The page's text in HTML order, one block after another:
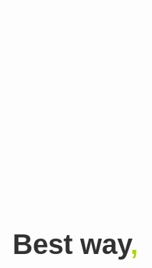
Best way,